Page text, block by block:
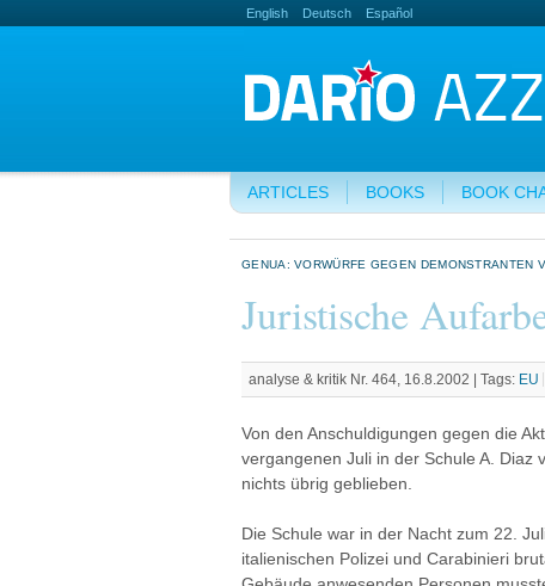
English Deutsch Español
ARTICLES BOOKS BOOK
GENUA: VORWÜRFE GEGEN DEMONSTRANTEN
Juristische
analyse & kritik Nr. 464, 16.8.2002 | Tags: EU
Von den Anschuldigungen gegen die
vergangenen Juli in der Schule A. Diaz
nichts übrig geblieben.
Die Schule war in der Nacht zum 22.
italienischen Polizei und Carabinieri